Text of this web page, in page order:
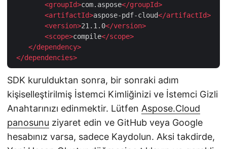
<groupId>com.aspose</groupId>
<artifactId>aspose-pdf-cloud</artifactId>
<version>21.1.0</version>
<scope>compile</scope>
</dependency>
</dependencies>
SDK kurulduktan sonra, bir sonraki adım
kişiselleştirilmiş İstemci Kimliğinizi ve İstemci Gizli
Anahtarınızı edinmektir. Lütfen Aspose.Cloud
panosunu ziyaret edin ve GitHub veya Google
hesabınız varsa, sadece Kaydolun. Aksi takdirde,